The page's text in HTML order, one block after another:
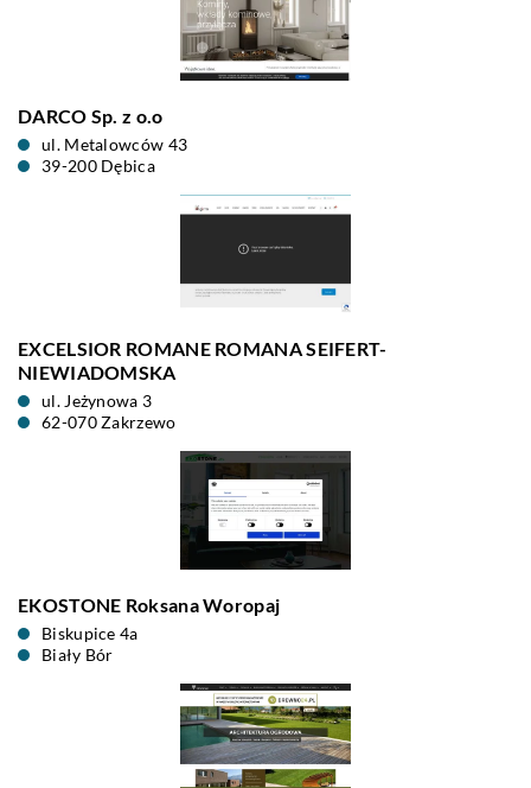
DARCO Sp. z o.o
ul. Metalowców 43
39-200 Dębica
EXCELSIOR ROMANE ROMANA SEIFERT-
NIEWIADOMSKA
ul. Jeżynowa 3
62-070 Zakrzewo
EKOSTONE Roksana Woropaj
Biskupice 4a
Biały Bór